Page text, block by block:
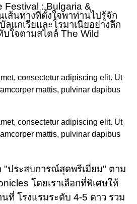
Festival : Bulgaria &
เส้นทางที่ตั้งใจพาท่านไปรู้จัก
แกเรียและโรมาเนียอย่างลึก
ใจตามสไตล์ The Wild
consectetur adipiscing elit. Ut
mattis, pulvinar dapibus
consectetur adipiscing elit. Ut
mattis, pulvinar dapibus
"ประสบการณ์สุดพรีเมี่ยม" ตาม
โดยเราเลือกที่พิเศษให้
ที่ โรงแรมระดับ 4-5 ดาว รวม